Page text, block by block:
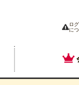
ロ
に